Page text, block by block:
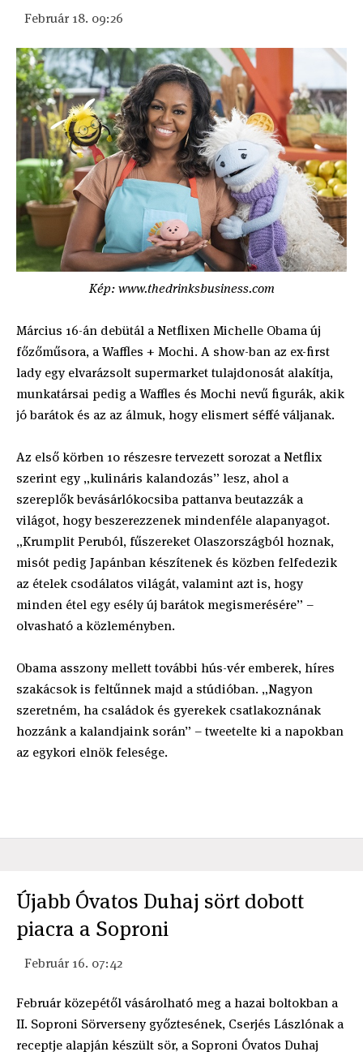
Február 18. 09:26
Kép: www.thedrinksbusiness.com
Március 16-án debütál a Netflixen Michelle Obama új
főzőműsora, a Waffles + Mochi. A show-ban az ex-first
lady egy elvarázsolt supermarket tulajdonosát alakítja,
munkatársai pedig a Waffles és Mochi nevű figurák, akik
jó barátok és az az álmuk, hogy elismert séffé váljanak.
Az első körben 10 részesre tervezett sorozat a Netflix
szerint egy „kulináris kalandozás” lesz, ahol a
szereplők bevásárlókocsiba pattanva beutazzák a
világot, hogy beszerezzenek mindenféle alapanyagot.
„Krumplit Peruból, fűszereket Olaszországból hoznak,
misót pedig Japánban készítenek és közben felfedezik
az ételek csodálatos világát, valamint azt is, hogy
minden étel egy esély új barátok megismerésére” –
olvasható a közleményben.
Obama asszony mellett további hús-vér emberek, híres
szakácsok is feltűnnek majd a stúdióban. „Nagyon
szeretném, ha családok és gyerekek csatlakoznának
hozzánk a kalandjaink során” – tweetelte ki a napokban
az egykori elnök felesége.
Újabb Óvatos Duhaj sört dobott
piacra a Soproni
Február 16. 07:42
Február közepétől vásárolható meg a hazai boltokban a
II. Soproni Sörverseny győztesének, Cserjés Lászlónak a
receptje alapján készült sör, a Soproni Óvatos Duhaj